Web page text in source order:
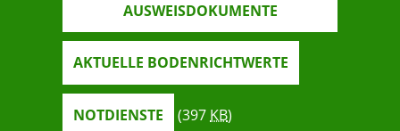
AUSWEISDOKUMENTE
AKTUELLE BODENRICHTWERTE
NOTDIENSTE (397 KB)